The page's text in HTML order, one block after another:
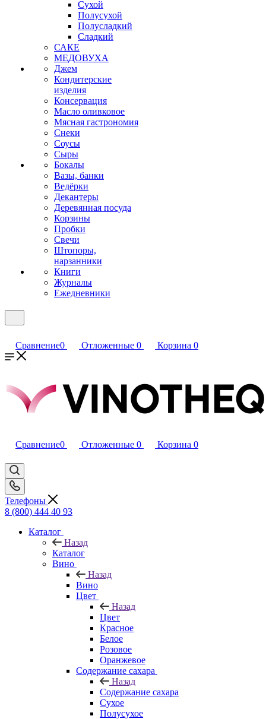
Сухой
Полусухой
Полусладкий
Сладкий
САКЕ
МЕДОВУХА
Джем
Кондитерские
изделия
Консервация
Масло оливковое
Мясная гастрономия
Снеки
Соусы
Сыры
Бокалы
Вазы, банки
Ведёрки
Декантеры
Деревянная посуда
Корзины
Пробки
Свечи
Штопоры,
нарзанники
Книги
Журналы
Ежедневники
Сравнение0 Отложенные 0 Корзина 0
Сравнение0 Отложенные 0 Корзина 0
Телефоны
8 (800) 444 40 93
Каталог
Назад
Каталог
Вино
Назад
Вино
Цвет
Назад
Цвет
Красное
Белое
Розовое
Оранжевое
Содержание сахара
Назад
Содержание сахара
Сухое
Полусухое